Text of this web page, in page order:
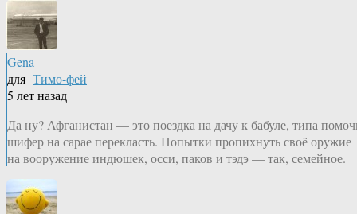
Gena
для Тимо-фей
5 лет назад
Да ну? Афганистан — это поездка на дачу к бабуле, типа
шифер на сарае перекласть. Попытки пропихнуть своё оружие
на вооружение индюшек, осси, паков и тэдэ — так, семейное.